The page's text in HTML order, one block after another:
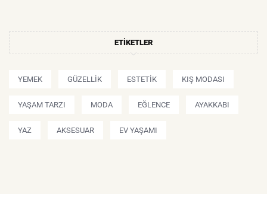
ETIKETLER
YEMEK GÜZELLIK ESTETIK KIŞ MODASI
YAŞAM TARZI MODA EĞLENCE AYAKKABI
YAZ AKSESUAR EV YAŞAMI